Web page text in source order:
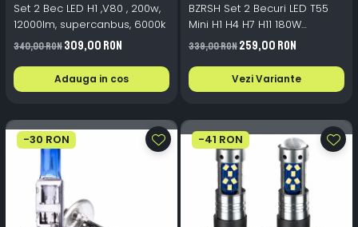
Set 2 Bec LED H1 ,V80 , 200w,
12000lm, supercanbus, 6000k
340,00 RON309,00 RON
Adauga in cos
BZRSH Set 2 Becuri LED T55
Mini H1 H4 H7 H11 180W
Canbus 23000Lm 6000K
339,00 RON259,00 RON
Vezi Variante
-30 RON -41 RON